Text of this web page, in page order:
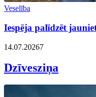
Veselība
Iespēja palīdzēt
14.07.20267
Dzīvesziņa